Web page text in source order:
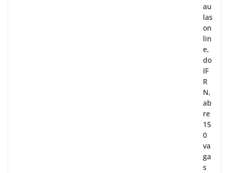
au
las
on
lin
e,
do
IF
R
N,
ab
re
15
0
va
ga
s